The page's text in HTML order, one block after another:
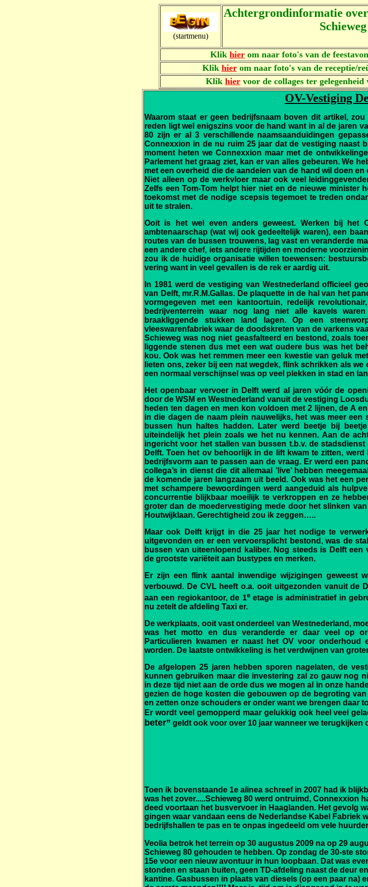
(startmenu)
Achtergrondinformatie
Klik hier om naar foto's van de
Klik hierom naar foto's van de receptie/
Klik hier voor de collages ter
OV-Vestiging
Waarom staat er geen bedrijfsnaam boven dit artikel,
reden ligt wel enigszins voor de hand want in al de jaren
80 zijn er al 3 verschillende naamsaanduidingen
Connexxion in de nu ruim 25 jaar dat de vestiging naast
moment heten we Connexxion maar met de
Parlement het graag ziet, kan er van alles gebeuren. We
met een overheid die de aandelen van de hand wil doen
Niet alleen op de werkvloer maar ook veel
Zelfs een Tom-Tom helpt hier niet en de nieuwe minister
toekomst met de nodige scepsis tegemoet te treden
uit te stralen.
Ooit is het wel even anders geweest. Werken bij het
ambtenaarschap (wat wij ook gedeeltelijk waren), een
routes van de bussen trouwens, lag vast en veranderde
een andere chef, iets andere rijtijden en moderne
zou ik de huidige organisatie willen toewensen:
vering want in veel gevallen is de rek er aardig uit.
In 1981 werd de vestiging van Westnederland officieel
van Delft, mr.R.M.Gallas. De plaquette in de hal van het
vormgegeven met een kantoortuin, redelijk
bedrijventerrein waar nog lang niet alle kavels
braakliggende stukken land lagen. Op een
vleeswarenfabriek waar de doodskreten van de varkens
Schieweg was nog niet geasfalteerd en bestond, zoals
liggende stenen dus met een wat oudere bus was het
kou. Ook was het remmen meer een kwestie van geluk
lieten ons, zeker bij een nat wegdek, flink schrikken als
een normaal verschijnsel was op veel plekken in stad en
Het openbaar vervoer in Delft werd al jaren vóór de
door de WSM en Westnederland vanuit de vestiging
heden ten dagen en men kon voldoen met 2 lijnen, de A
in die dagen de naam plein nauwelijks, het was meer
bussen hun haltes hadden. Later werd beetje bij
uiteindelijk het plein zoals we het nu kennen. Aan de
ingericht voor het stallen van bussen t.b.v. de
Delft. Toen het ov behoorlijk in de lift kwam te zitten,
bedrijfsvorm aan te passen aan de vraag. Er werd een
collega’s in dienst die dit allemaal ’live’ hebben
de komende jaren langzaam uit beeld. Ook was het een
met schampere bewoordingen werd aangeduid als
concurrentie blijkbaar moeilijk te verkroppen en ze
groter dan de moedervestiging mede door het slinken
Houtwijklaan. Gerechtigheid zou ik zeggen…..
Maar ook Delft krijgt in die 25 jaar het nodige te
uitgevonden en er een vervoersplicht bestond, was de
bussen van uiteenlopend kaliber. Nog steeds is Delft
de grootste variëteit aan bustypes en merken.
Er zijn een flink aantal inwendige wijzigingen geweest
verbouwd. De CVL heeft o.a. ooit uitgezonden vanuit de
aan een regiokantoor, de 1eetage is administratief in
nu zetelt de afdeling Taxi er.
De werkplaats, ooit vast onderdeel van Westnederland,
was het motto en dus veranderde er daar veel op
Particulieren kwamen er naast het OV voor onderhoud
worden. De laatste ontwikkeling is het verdwijnen van
De afgelopen 25 jaren hebben sporen nagelaten, de
kunnen gebruiken maar die investering zal zo gauw nog
in deze tijd niet aan de orde dus we mogen al in onze
gezien de hoge kosten die gebouwen op de begroting
en zetten onze schouders er onder want we brengen daar
Er wordt veel gemopperd maar gelukkig ook heel veel
beter” geldt ook voor over 10 jaar wanneer we terugkijken
Toen ik bovenstaande 1e alinea schreef in 2007 had ik
was het zover.....Schieweg 80 werd ontruimd, Connexxion
deed voortaan het busvervoer in Haaglanden. Het gevolg
gingen waar vandaan eens de Nederlandse Kabel Fabriek
bedrijfshallen te pas en te onpas ingedeeld om vele
Veolia betrok het terrein op 30 augustus 2009 na op 29
Schieweg 80 gehouden te hebben. Op zondag de 30-ste
15e voor een nieuw avontuur in hun loopbaan. Dat was
stonden en staan buiten, geen TD-afdeling naast de deur
kantine. Gasbussen in plaats van diesels (op een paar na)